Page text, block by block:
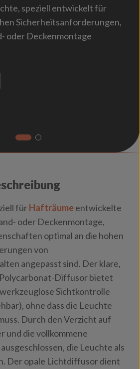
speziell entwickelt für
Sicherheitsanforderungen,
oder Deckenmontage
fürHafträumeentwickelte
oder Deckenmontage,
optimal an die hohen
von
angepasst sind. Der klare,
Diffusor bietet
Sichtkontrolle
ohne dass die Leuchte
Durch den Verzicht auf
und die vollkommene
die Leuchte als
Der opale Lichtdiffusor dient